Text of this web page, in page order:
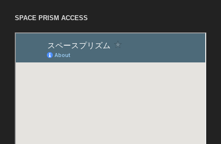
SPACE PRISM ACCESS